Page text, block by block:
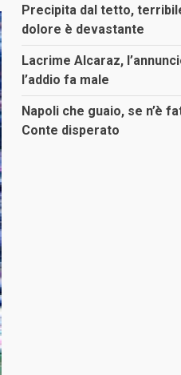
Precipita dal tetto,
dolore è devastante
Lacrime Alcaraz,
l’addio fa male
Napoli che guaio, se n’è
Conte disperato